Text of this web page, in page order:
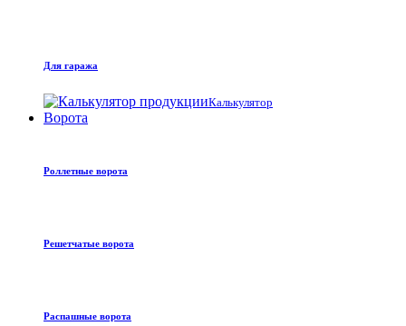
Для гаража
Калькулятор
Ворота
Роллетные ворота
Решетчатые ворота
Распашные ворота